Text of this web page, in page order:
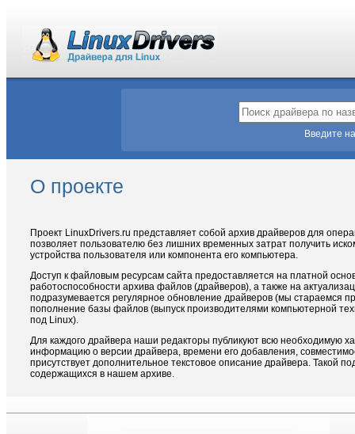
Введите
О проекте
Проект LinuxDrivers.ru представляет собой архив драйверов для
позволяет пользователю без лишних временных затрат получить
устройства пользователя или компонента его компьютера.
Доступ к файловым ресурсам сайта предоставляется на платной
работоспособности архива файлов (драйверов), а также на
подразумевается регулярное обновление драйверов (мы стараемся
пополнение базы файлов (выпуск производителями компьютерной
под Linux).
Для каждого драйвера наши редакторы публикуют всю необходимую
информацию о версии драйвера, времени его добавления,
присутствует дополнительное текстовое описание драйвера. Такой
содержащихся в нашем архиве.